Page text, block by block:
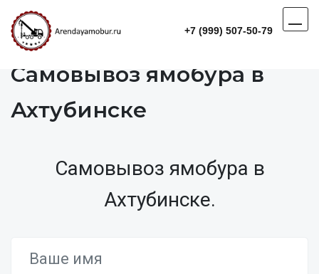
+7 (999) 507-50-79
Самовывоз ямобура в
Ахтубинске
Самовывоз ямобура в
Ахтубинске.